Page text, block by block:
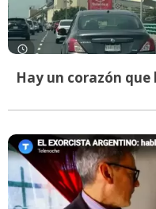
Hay un corazón